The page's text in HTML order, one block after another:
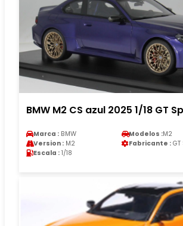
BMW M2 CS azul 2025 1/18 GT
Marca : BMW Modelos :M2
Version : M2 Fabricante :
Escala : 1/18